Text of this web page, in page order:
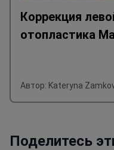
Коррекция
отопластика
Автор: Kateryna
Поделитесь